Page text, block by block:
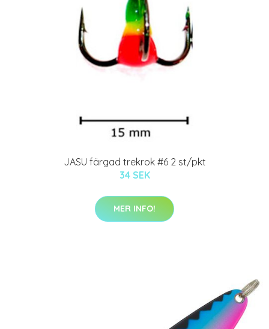
JASU färgad trekrok #6 2 st/pkt
34 SEK
MER INFO!